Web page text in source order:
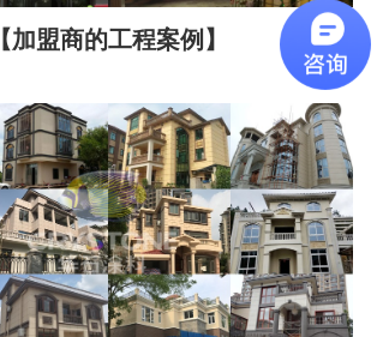
【加盟商的工程案例】